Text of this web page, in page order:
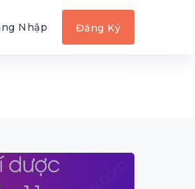
Nhập Đăng Ký